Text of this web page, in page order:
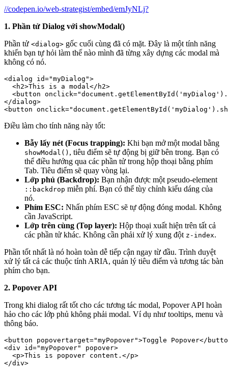
//codepen.io/web-strategist/embed/emJyNLj?
1. Phần tử Dialog với showModal()
Phần tử <dialog> gốc cuối cùng đã có mặt. Đây là một tính năng
khiến bạn tự hỏi làm thế nào mình đã từng xây dựng các modal mà
không có nó.
<dialog id="myDialog">
  <h2>This is a modal</h2>
<button
</dialog>
<button
Điều làm cho tính năng này tốt:
Bẫy lấy nét (Focus trapping): Khi bạn mở một modal bằng
showModal() , tiêu điểm sẽ tự động bị giữ bên trong. Bạn có
thể điều hướng qua các phần tử trong hộp thoại bằng phím
Tab. Tiêu điểm sẽ quay vòng lại.
Lớp phủ (Backdrop): Bạn nhận được một pseudo-element
::backdrop miễn phí. Bạn có thể tùy chỉnh kiểu dáng của
nó.
Phím ESC: Nhấn phím ESC sẽ tự động đóng modal. Không
cần JavaScript.
Lớp trên cùng (Top layer): Hộp thoại xuất hiện trên tất cả
các phần tử khác. Không cần phải xử lý xung đột z-index.
Phần tốt nhất là nó hoàn toàn dễ tiếp cận ngay từ đầu. Trình duyệt
xử lý tất cả các thuộc tính ARIA, quản lý tiêu điểm và tương tác bàn
phím cho bạn.
2. Popover API
Trong khi dialog rất tốt cho các tương tác modal, Popover API hoàn
hảo cho các lớp phủ không phải modal. Ví dụ như tooltips, menu và
thông báo.
<button popovertarget="myPopover">Toggle Popover</
<div id="myPopover" popover>
  <p>This is popover content.</p>
</div>